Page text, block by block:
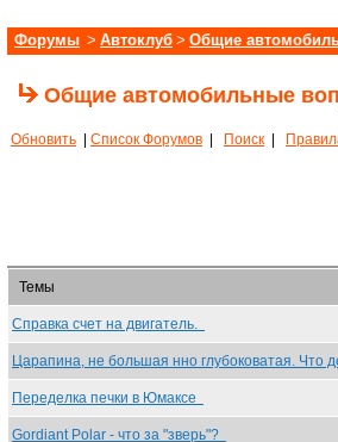
Форумы > Автоклуб > Общие
Общие автомобильные
Обновить Список Форумов Поиск
Темы
Справка счет на двигатель.
Царапина, не большая нно глубоковатая. Что
Переделка печки в Юмаксе
Gordiant Polar - что за "зверь"?